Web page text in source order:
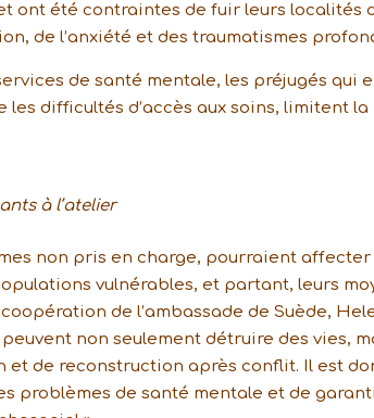
ont été contraintes de fuir leurs localités
de l’anxiété et des traumatismes
de santé mentale, les préjugés qui
les difficultés d’accès aux soins, limitent
à l’atelier
non pris en charge, pourraient
vulnérables, et partant, leurs
de l’ambassade de Suède,
non seulement détruire des vies,
de reconstruction après conflit. Il est
problèmes de santé mentale et de